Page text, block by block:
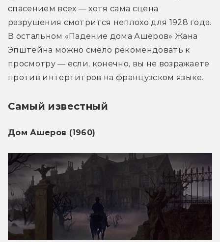
спасением всех — хотя сама сцена
разрушения смотрится неплохо для 1928 года.
В остальном «Падение дома Ашеров» Жана
Эпштейна можно смело рекомендовать к
просмотру — если, конечно, вы не возражаете
против интертитров на французском языке.
Самый известный
Дом Ашеров (1960)